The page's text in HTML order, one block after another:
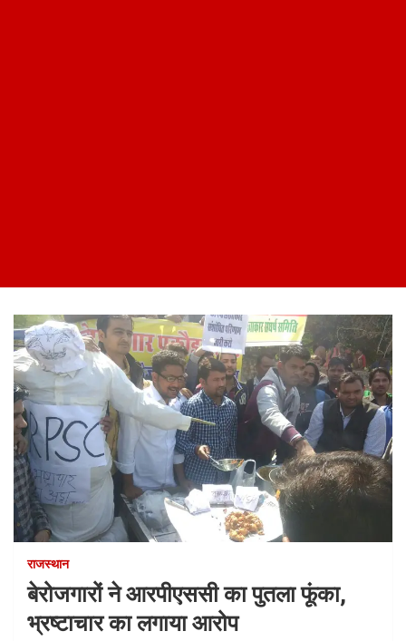
राजस्थान
बेरोजगारों ने आरपीएससी का पुतला फूंका,
भ्रष्टाचार का लगाया आरोप